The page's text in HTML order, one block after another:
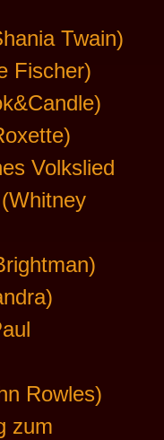
Twain)
Fischer)
Volkslied
Rowles)
zum